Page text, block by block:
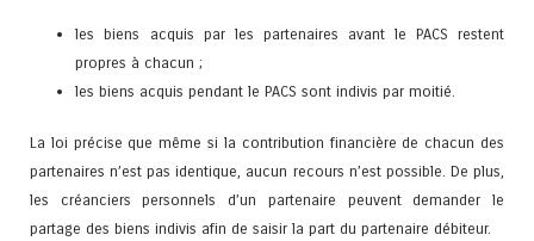
les biens acquis par les partenaires avant le PACS restent
propres à chacun ;
les biens acquis pendant le PACS sont indivis par moitié.
La loi précise que même si la contribution financière de chacun des
partenaires n’est pas identique, aucun recours n’est possible. De plus,
les créanciers personnels d’un partenaire peuvent demander le
partage des biens indivis afin de saisir la part du partenaire débiteur.